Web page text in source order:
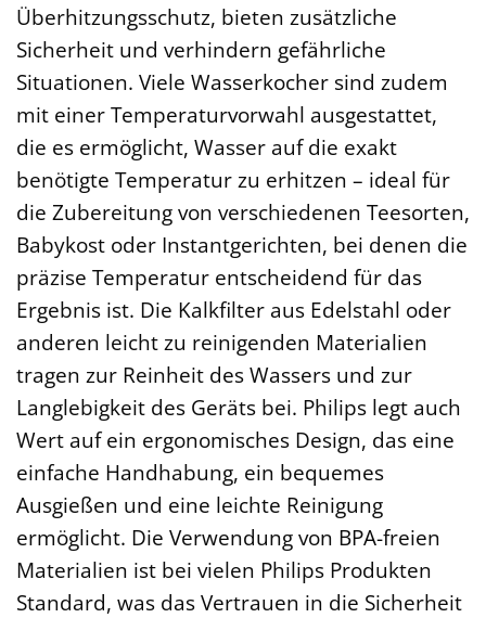
Überhitzungsschutz, bieten zusätzliche
Sicherheit und verhindern gefährliche
Situationen. Viele Wasserkocher sind zudem
mit einer Temperaturvorwahl ausgestattet,
die es ermöglicht, Wasser auf die exakt
benötigte Temperatur zu erhitzen – ideal für
die Zubereitung von verschiedenen Teesorten,
Babykost oder Instantgerichten, bei denen die
präzise Temperatur entscheidend für das
Ergebnis ist. Die Kalkfilter aus Edelstahl oder
anderen leicht zu reinigenden Materialien
tragen zur Reinheit des Wassers und zur
Langlebigkeit des Geräts bei. Philips legt auch
Wert auf ein ergonomisches Design, das eine
einfache Handhabung, ein bequemes
Ausgießen und eine leichte Reinigung
ermöglicht. Die Verwendung von BPA-freien
Materialien ist bei vielen Philips Produkten
Standard, was das Vertrauen in die Sicherheit